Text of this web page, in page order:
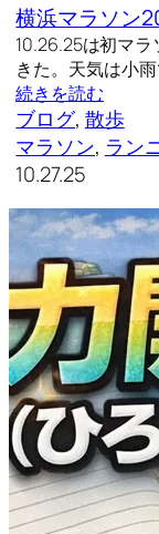
横浜マラソン
10.26.25は初マ
きた。天気は小
続きを読む
ブログ, 散歩
マラソン, ラン
10.27.25